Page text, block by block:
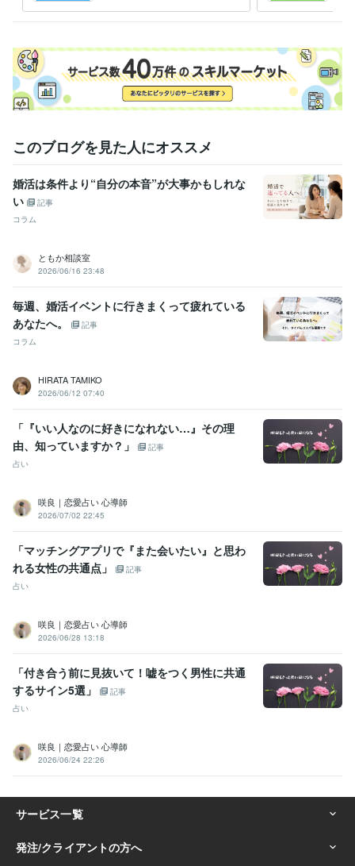
会お
このブログを見た人にオススメ
婚活は条件より“自分の本音”が大事かもしれな
い
記事
コラム
ともか相談室
2026/06/16 23:48
毎週、婚活イベントに行きまくって疲れている
あなたへ。
記事
コラム
HIRATA TAMIKO
2026/06/12 07:40
「『いい人なのに好きになれない…』その理
由、知っていますか？」
記事
占い
咲良｜恋愛占い 心導師
2026/07/02 22:45
「マッチングアプリで『また会いたい』と思わ
れる女性の共通点」
記事
占い
咲良｜恋愛占い 心導師
2026/06/28 13:18
「付き合う前に見抜いて！嘘をつく男性に共通
するサイン5選」
記事
占い
咲良｜恋愛占い 心導師
2026/06/24 22:26